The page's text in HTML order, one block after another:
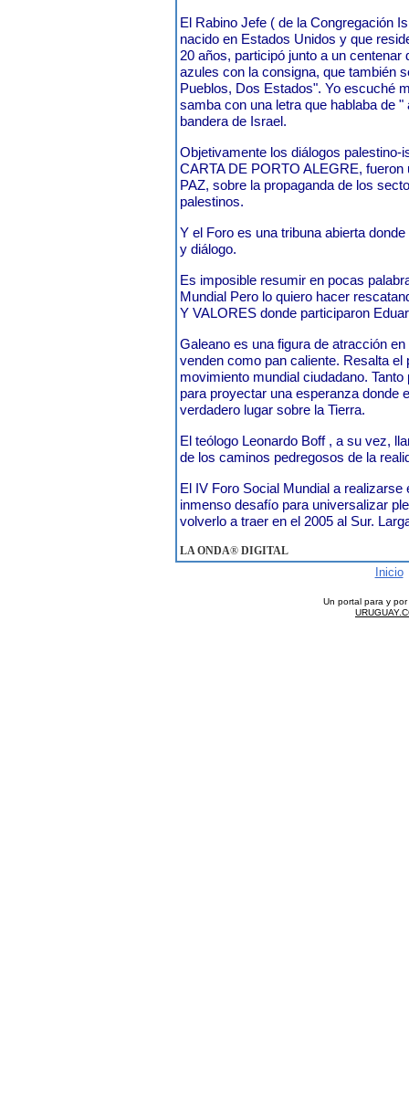
El Rabino Jefe ( de la Congregación
nacido en Estados Unidos y que
20 años, participó junto a un
azules con la consigna, que también
Pueblos, Dos Estados". Yo escuché
samba con una letra que hablaba de
bandera de Israel.
Objetivamente los diálogos
CARTA DE PORTO ALEGRE,
PAZ, sobre la propaganda de los
palestinos.
Y el Foro es una tribuna abierta
y diálogo.
Es imposible resumir en pocas
Mundial Pero lo quiero hacer
Y VALORES donde participaron
Galeano es una figura de atracción
venden como pan caliente. Resalta el
movimiento mundial ciudadano.
para proyectar una esperanza donde
verdadero lugar sobre la Tierra.
El teólogo Leonardo Boff , a su vez,
de los caminos pedregosos de la
El IV Foro Social Mundial a realizarse
inmenso desafío para universalizar
volverlo a traer en el 2005 al Sur.
LA ONDA® DIGITAL
Inicio
Un portal para y